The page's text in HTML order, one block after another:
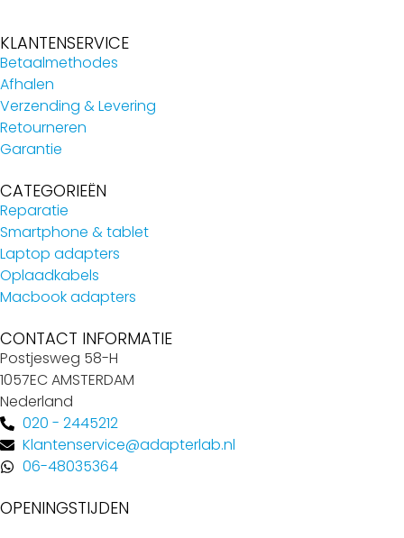
KLANTENSERVICE
Betaalmethodes
Afhalen
Verzending & Levering
Retourneren
Garantie
CATEGORIEËN
Reparatie
Smartphone & tablet
Laptop adapters
Oplaadkabels
Macbook adapters
CONTACT INFORMATIE
Postjesweg 58-H
1057EC AMSTERDAM
Nederland
020 - 2445212
Klantenservice@adapterlab.nl
06-48035364
OPENINGSTIJDEN